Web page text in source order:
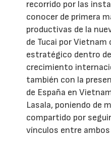
recorrido por las
conocer de primera
productivas de la
de Tucai por Vietnam
estratégico dentro
crecimiento
también con la
de España en
Lasala, poniendo de
compartido por
vínculos entre